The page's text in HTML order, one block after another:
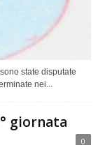
state disputate
nei...
giornata
0